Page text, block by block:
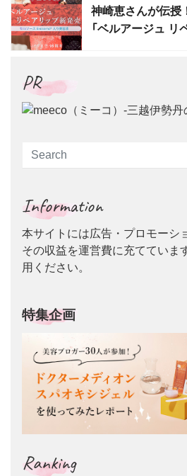
神崎恵さんが伝授
「ベルアージュ リ
PR
Information
本サイトには広告・プロモーシ
その収益を運営費に充てていま
用ください。
特集企画
Ranking